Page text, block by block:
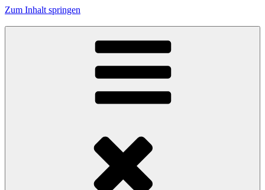
Zum Inhalt springen
Reservistenkameradschaft Wallersdorf e.V.